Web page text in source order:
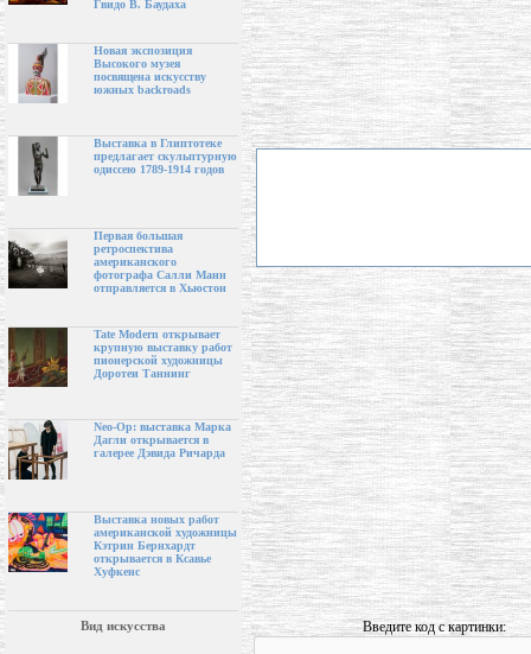
Гвидо В. Баудаха
Новая экспозиция
Высокого музея
посвящена искусству
южных backroads
Выставка в Глиптотеке
предлагает скульптурную
одиссею 1789-1914 годов
Первая большая
ретроспектива
американского
фотографа Салли Манн
отправляется в Хьюстон
Tate Modern открывает
крупную выставку работ
пионерской художницы
Доротеи Таннинг
Neo-Op: выставка Марка
Дагли открывается в
галерее Дэвида Ричарда
Выставка новых работ
американской художницы
Кэтрин Бернхардт
открывается в Ксавье
Хуфкенс
Вид искусства Введите код с картинки: